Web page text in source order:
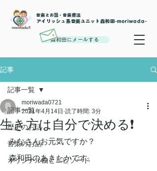
音楽とお話・音楽療法
​アイリッシュ系音楽ユニット森和田-moriwada-
森和田にメールする
記事
記事一覧
歴史のお話
音楽のお話
オリジナル曲とエピソード
記事一覧
生き方は自分で決める❗
moriwada0721
2021年4月14日 読了時間: 3分
みなさんお元気ですか？
森和田のあきたかです。